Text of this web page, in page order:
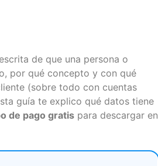
de que una persona o
por qué concepto y con qué
(sobre todo con cuentas
guía te explico qué datos tiene
de pago gratis para descargar en